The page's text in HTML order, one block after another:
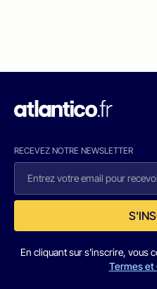
RECEVEZ NOTRE NEWSLETTER
En cliquant sur s'inscrire, vous
Termes et